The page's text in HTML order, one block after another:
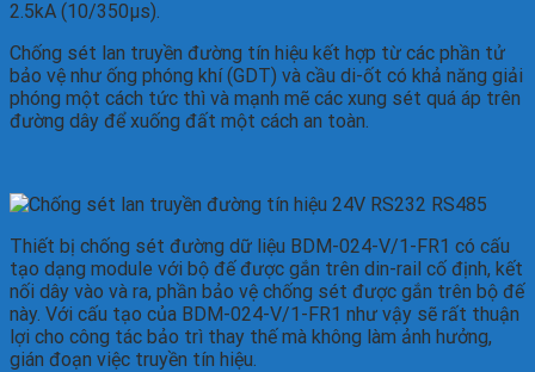
2.5kA (10/350µs).
Chống sét lan truyền đường tín hiệu kết hợp từ các phần tử
bảo vệ như ống phóng khí (GDT) và cầu di-ốt có khả năng giải
phóng một cách tức thì và mạnh mẽ các xung sét quá áp trên
đường dây để xuống đất một cách an toàn.
Thiết bị chống sét đường dữ liệu BDM-024-V/1-FR1 có cấu
tạo dạng module với bộ đế được gắn trên din-rail cố định, kết
nối dây vào và ra, phần bảo vệ chống sét được gắn trên bộ đế
này. Với cấu tạo của BDM-024-V/1-FR1 như vậy sẽ rất thuận
lợi cho công tác bảo trì thay thế mà không làm ảnh hưởng,
gián đoạn việc truyền tín hiệu.